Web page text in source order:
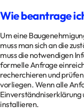
Wie beantrage
Um eine
muss man sich an die
muss die notwendigen
formelle Anfrage
recherchieren und
vorliegen. Wenn alle
Einverständniserklärung
installieren.